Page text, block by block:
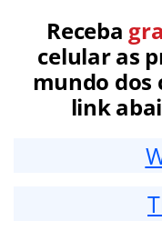
Receba
celular as
mundo dos
link